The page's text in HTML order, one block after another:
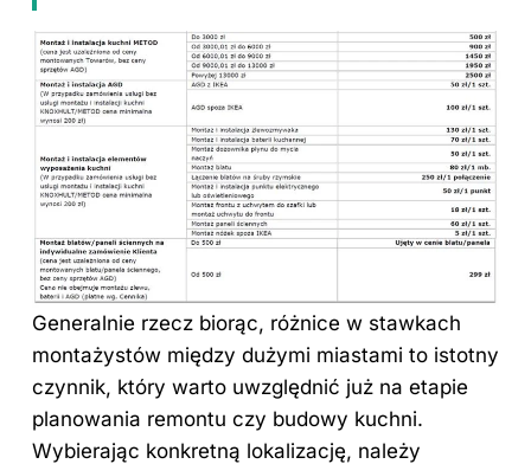
Generalnie rzecz biorąc, różnice w stawkach
montażystów między dużymi miastami to istotny
czynnik, który warto uwzględnić już na etapie
planowania remontu czy budowy kuchni.
Wybierając konkretną lokalizację, należy